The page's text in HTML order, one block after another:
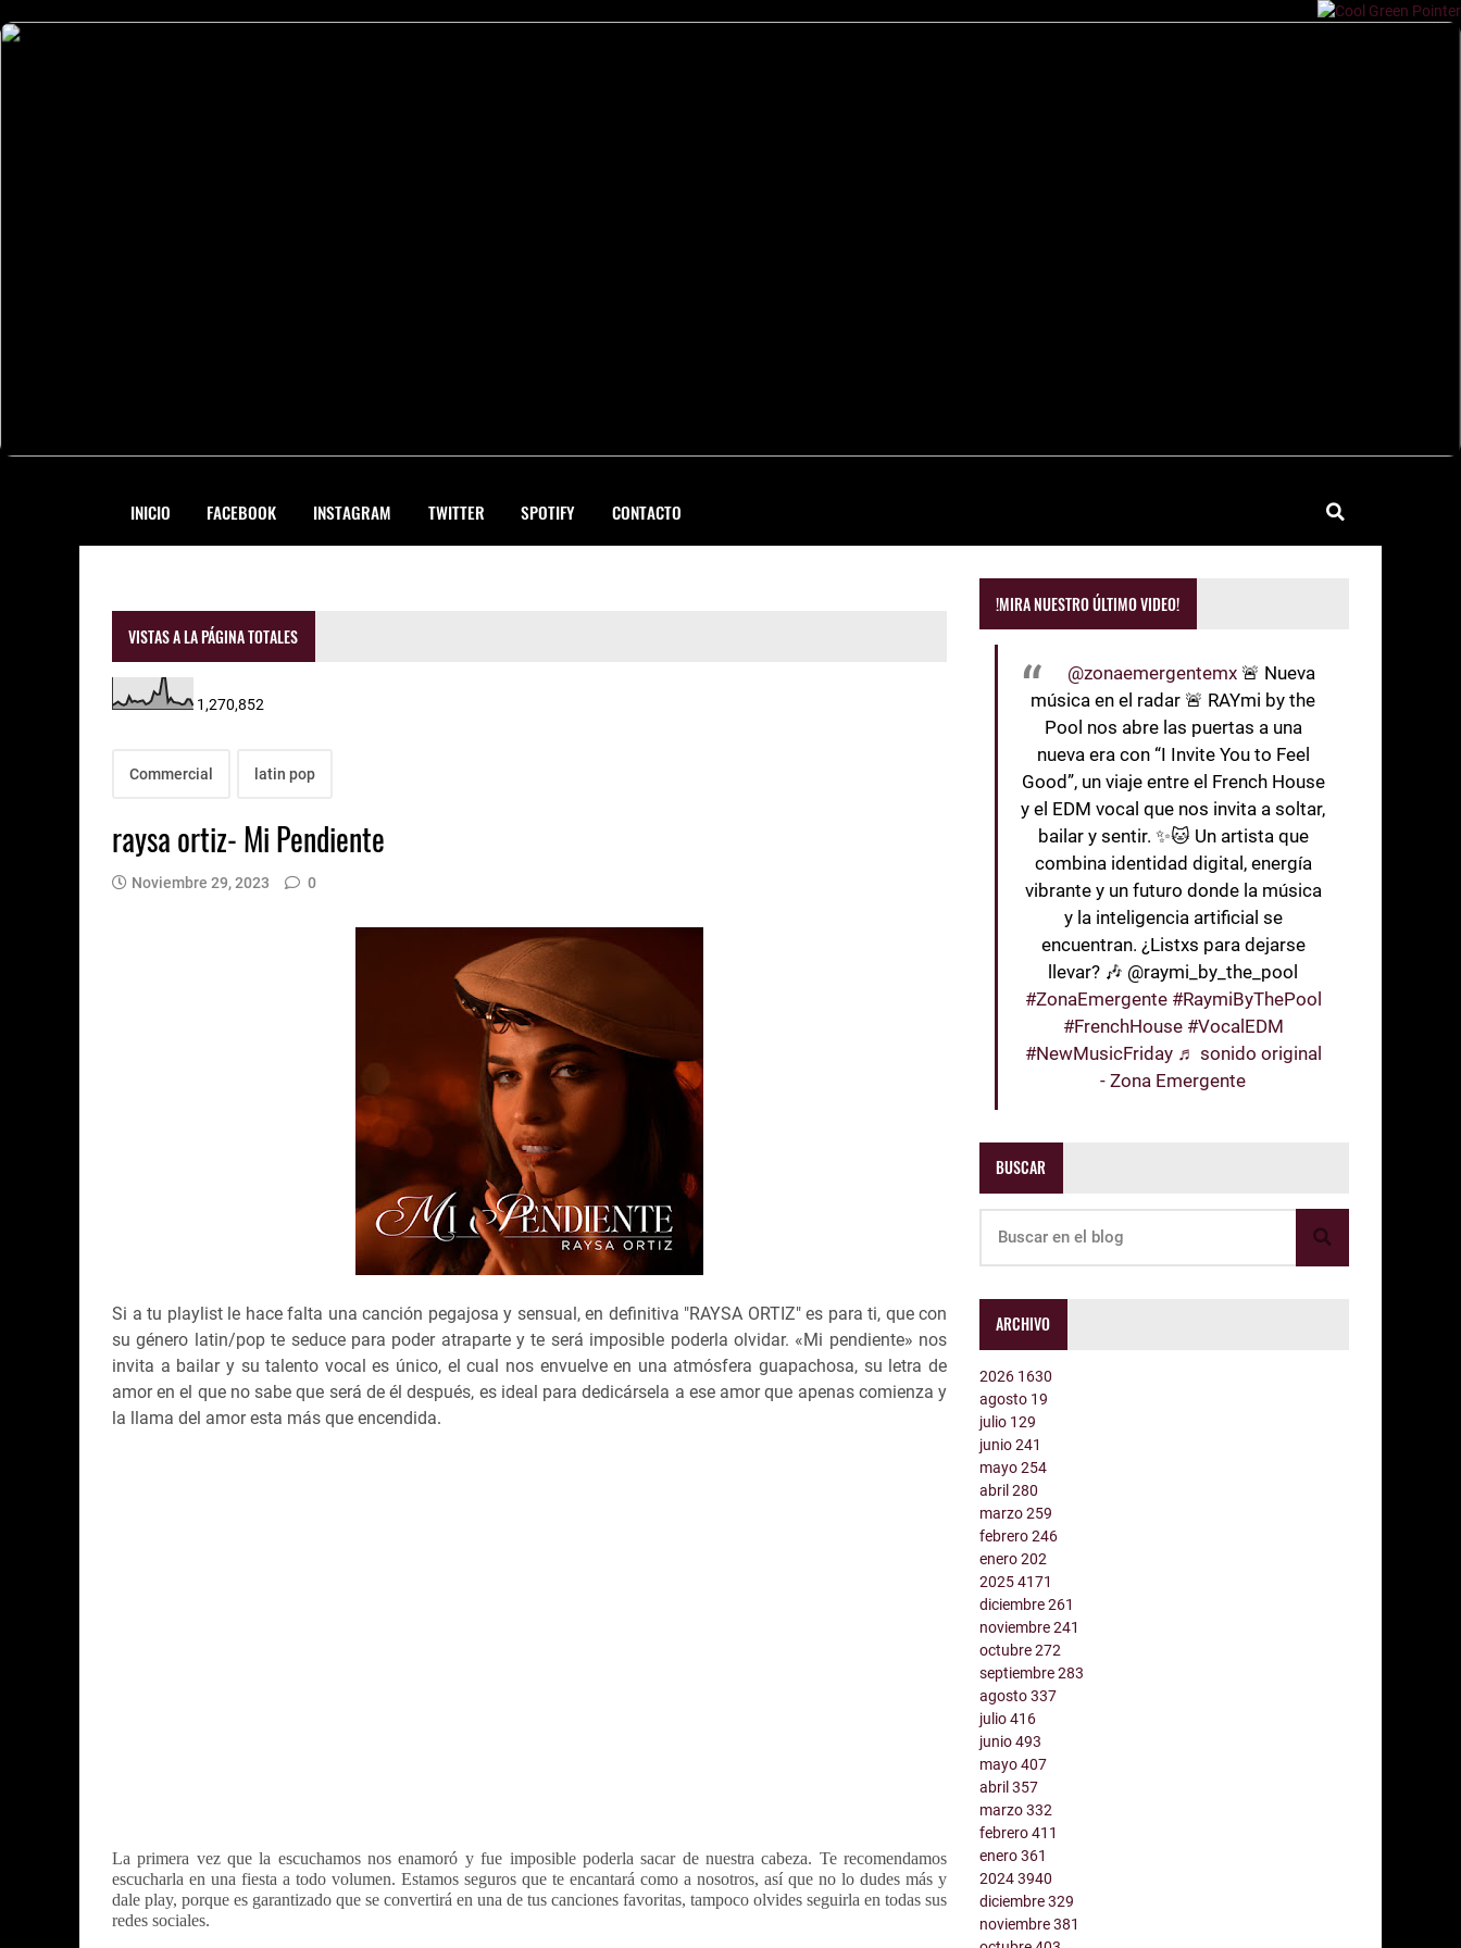
INICIO FACEBOOK INSTAGRAM TWITTER SPOTIFY CONTACTO
VISTAS A LA PÁGINA TOTALES
1,270,852
Commercial latin pop
raysa ortiz- Mi Pendiente
Noviembre 29, 2023 0
Si a tu playlist le hace falta una canción pegajosa y sensual, en definitiva "RAYSA ORTIZ" es para ti, que con
su género latin/pop te seduce para poder atraparte y te será imposible poderla olvidar. «Mi pendiente» nos
invita a bailar y su talento vocal es único, el cual nos envuelve en una atmósfera guapachosa, su letra de
amor en el que no sabe que será de él después, es ideal para dedicársela a ese amor que apenas comienza y
la llama del amor esta más que encendida.
La primera vez que la escuchamos nos enamoró y fue imposible poderla sacar de nuestra cabeza. Te recomendamos
escucharla en una fiesta a todo volumen. Estamos seguros que te encantará como a nosotros, así que no lo dudes más y
dale play, porque es garantizado que se convertirá en una de tus canciones favoritas, tampoco olvides seguirla en todas sus
redes sociales.
!MIRA NUESTRO ÚLTIMO VIDEO!
@zonaemergentemx 🚨 Nueva
música en el radar 🚨 RAYmi by the
Pool nos abre las puertas a una
nueva era con “I Invite You to Feel
Good”, un viaje entre el French House
y el EDM vocal que nos invita a soltar,
bailar y sentir. ✨🐱 Un artista que
combina identidad digital, energía
vibrante y un futuro donde la música
y la inteligencia artificial se
encuentran. ¿Listxs para dejarse
llevar? 🎶 @raymi_by_the_pool
#ZonaEmergente #RaymiByThePool
#FrenchHouse #VocalEDM
#NewMusicFriday ♬ sonido original
- Zona Emergente
BUSCAR
ARCHIVO
2026 1630
agosto 19
julio 129
junio241
mayo254
abril280
marzo259
febrero246
enero202
20254171
diciembre261
noviembre241
octubre272
septiembre283
agosto337
julio416
junio493
mayo407
abril357
marzo332
febrero411
enero361
20243940
diciembre329
noviembre381